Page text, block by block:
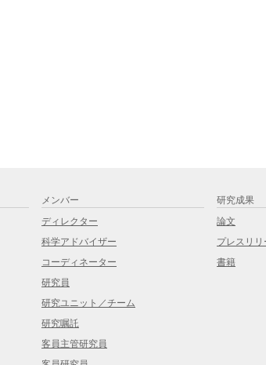
メンバー
ディレクター
科学アドバイザー
コーディネーター
研究員
研究ユニット／チーム
研究嘱託
客員主管研究員
研究成果
論文
プレスリリ
書籍